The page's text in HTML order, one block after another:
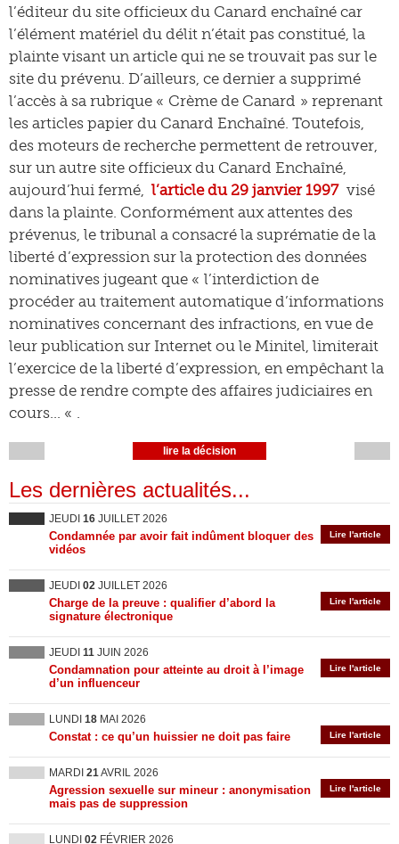
l’éditeur du site officieux du Canard enchaîné car
l’élément matériel du délit n’était pas constitué, la
plainte visant un article qui ne se trouvait pas sur le
site du prévenu. D’ailleurs, ce dernier a supprimé
l’accès à sa rubrique « Crème de Canard » reprenant
les articles papier du Canard Enchaîné. Toutefois,
des moteurs de recherche permettent de retrouver,
sur un autre site officieux du Canard Enchaîné,
aujourd’hui fermé, l’article du 29 janvier 1997 visé
dans la plainte. Conformément aux attentes des
prévenus, le tribunal a consacré la suprématie de la
liberté d’expression sur la protection des données
nominatives jugeant que « l’interdiction de
procéder au traitement automatique d’informations
nominatives concernant des infractions, en vue de
leur publication sur Internet ou le Minitel, limiterait
l’exercice de la liberté d’expression, en empêchant la
presse de rendre compte des affaires judiciaires en
cours… « .
lire la décision
Les dernières actualités...
JEUDI 16 JUILLET 2026
Lire l'article
Condamnée par avoir fait indûment bloquer des
vidéos
JEUDI 02 JUILLET 2026
Lire l'article
Charge de la preuve : qualifier d’abord la
signature électronique
JEUDI 11 JUIN 2026
Lire l'article
Condamnation pour atteinte au droit à l’image
d’un influenceur
LUNDI 18 MAI 2026
Lire l'article
Constat : ce qu’un huissier ne doit pas faire
MARDI 21AVRIL 2026
Lire l'article
Agression sexuelle sur mineur : anonymisation
mais pas de suppression
LUNDI 02 FÉVRIER 2026